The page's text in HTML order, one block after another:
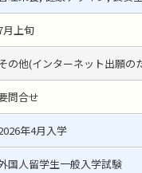
月上旬
の他(インターネット出願の
問合せ
年4月入学
国人留学生一般入学試験